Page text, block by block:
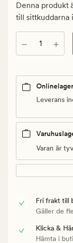
kr.
pris
Denna produkt
till sittkuddarna
Antal
Leverans
Varan är
Fri frakt till
Gäller de
Klicka &
Hämta i